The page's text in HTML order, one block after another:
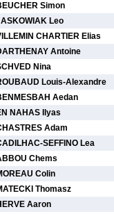
Simon
Leo
CHARTIER Elias
Antoine
Nina
Louis-Alexandre
Aedan
NAHAS Ilyas
Adam
SEFFINO Lea
Chems
Colin
Thomasz
Aaron